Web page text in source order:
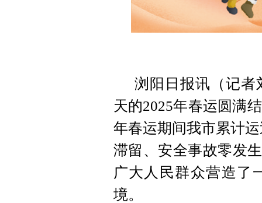
浏阳日报讯（记者
天的2025年春运圆满
年春运期间我市累计
滞留、安全事故零发
广大人民群众营造了
境。